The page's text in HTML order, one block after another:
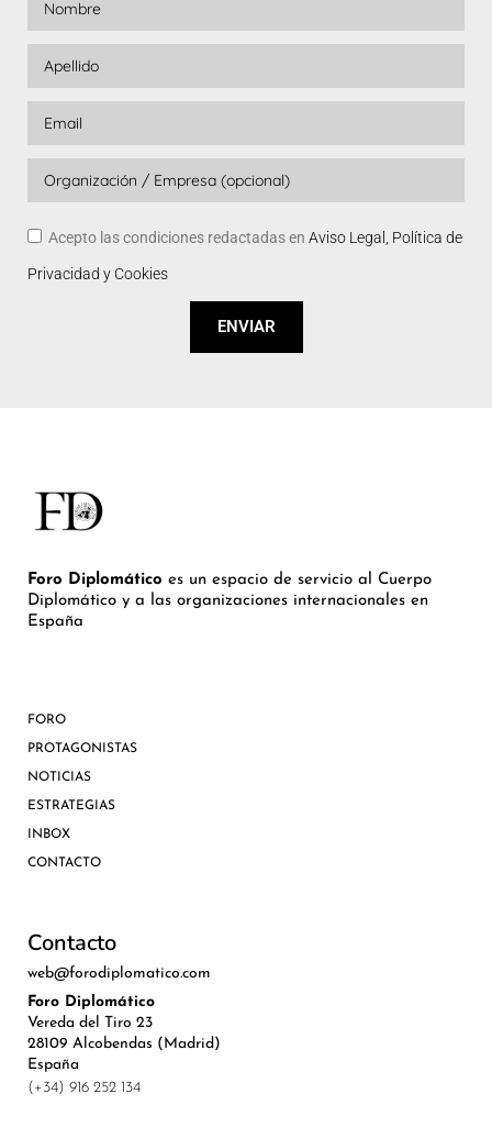
Acepto las condiciones redactadas en Aviso Legal, Política de
Privacidad y Cookies
ENVIAR
Foro Diplomático es un espacio de servicio al Cuerpo
Diplomático y a las organizaciones internacionales en
España
FORO
PROTAGONISTAS
NOTICIAS
ESTRATEGIAS
INBOX
CONTACTO
Contacto
web@forodiplomatico.com
Foro Diplomático
Vereda del Tiro 23
28109 Alcobendas (Madrid)
España
(+34) 916 252 134